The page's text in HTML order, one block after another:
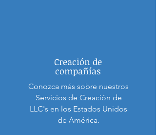
Creación de
compañías
Conozca más sobre nuestros
Servicios de Creación de
LLC's en los Estados Unidos
de América.